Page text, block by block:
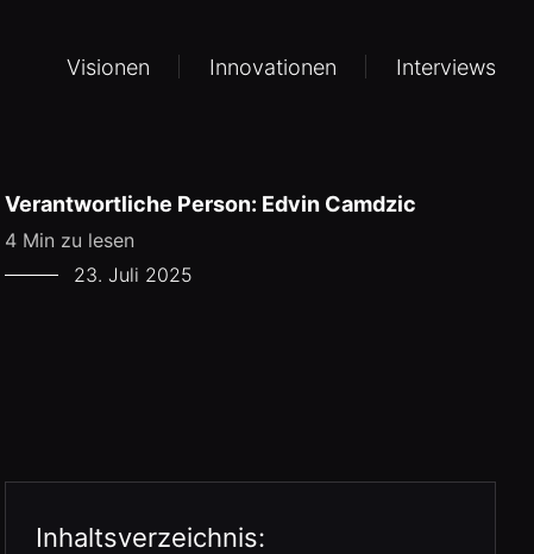
Visionen Innovationen Interviews
Verantwortliche Person: Edvin Camdzic
4 Min zu lesen
23. Juli 2025
Inhaltsverzeichnis: